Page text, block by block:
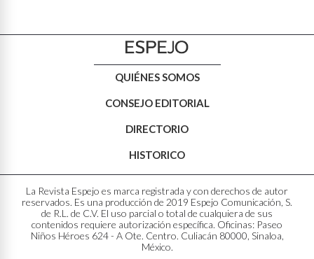
QUIÉNES SOMOS
CONSEJO EDITORIAL
DIRECTORIO
HISTORICO
La Revista Espejo es marca registrada y con derechos de autor
reservados. Es una producción de 2019 Espejo Comunicación, S.
de R.L. de C.V. El uso parcial o total de cualquiera de sus
contenidos requiere autorización específica. Oficinas: Paseo
Niños Héroes 624 - A Ote. Centro. Culiacán 80000, Sinaloa,
México.